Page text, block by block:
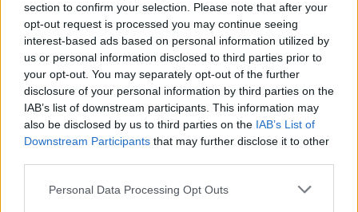
section to confirm your selection. Please note that after your
opt-out request is processed you may continue seeing
interest-based ads based on personal information utilized by
us or personal information disclosed to third parties prior to
your opt-out. You may separately opt-out of the further
disclosure of your personal information by third parties on the
IAB’s list of downstream participants. This information may
also be disclosed by us to third parties on the IAB’s List of
Downstream Participants that may further disclose it to other
Personal Data Processing Opt Outs